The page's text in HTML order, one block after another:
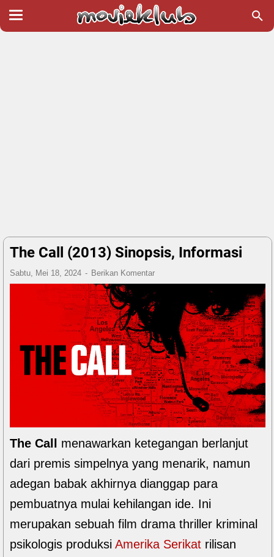
The Call (2013) Sinopsis, Informasi
Sabtu, Mei 18, 2024 Berikan Komentar
The Call
menawarkan ketegangan berlanjut
dari premis simpelnya yang menarik, namun
adegan babak akhirnya dianggap para
pembuatnya mulai kehilangan ide. Ini
merupakan sebuah film drama thriller kriminal
psikologis produksi Amerika Serikat rilisan